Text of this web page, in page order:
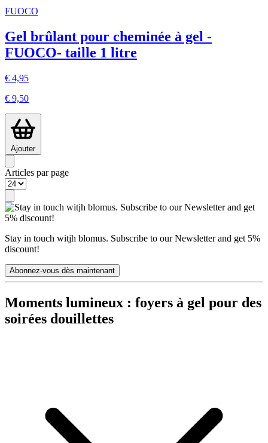
FUOCO
Gel brûlant pour cheminée à gel -
FUOCO- taille 1 litre
€ 4,95
€ 9,50
Ajouter
Articles par page
Stay in touch witjh blomus. Subscribe to our Newsletter and get 5%
discount!
Abonnez-vous dès maintenant
Moments lumineux : foyers à gel pour des
soirées douillettes